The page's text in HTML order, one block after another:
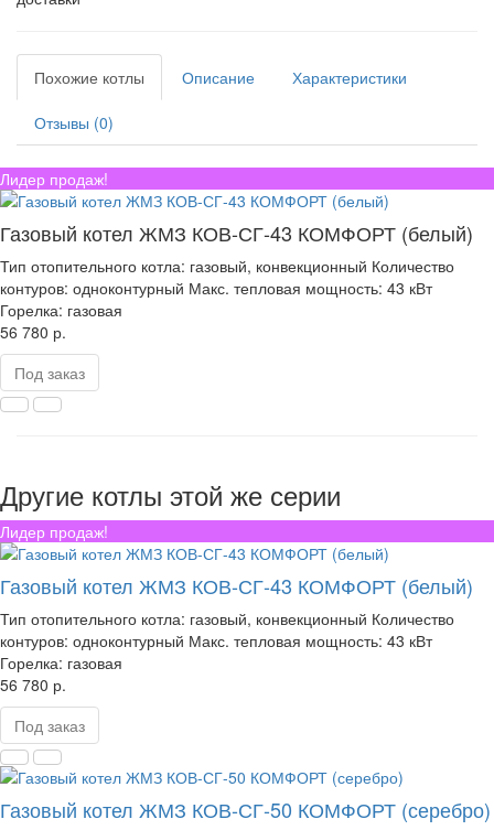
Похожие котлы Описание Характеристики
Отзывы (0)
Лидер продаж!
Газовый котел ЖМЗ КОВ-СГ-43 КОМФОРТ (белый)
Тип отопительного котла: газовый, конвекционный Количество
контуров: одноконтурный Макс. тепловая мощность: 43 кВт
Горелка: газовая
56 780 р.
Под заказ
Другие котлы этой же серии
Лидер продаж!
Газовый котел ЖМЗ КОВ-СГ-43 КОМФОРТ (белый)
Тип отопительного котла: газовый, конвекционный Количество
контуров: одноконтурный Макс. тепловая мощность: 43 кВт
Горелка: газовая
56 780 р.
Под заказ
Газовый котел ЖМЗ КОВ-СГ-50 КОМФОРТ (серебро)